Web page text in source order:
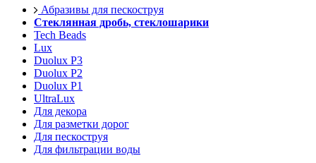
Абразивы для пескоструя
Стеклянная дробь, стеклошарики
Tech Beads
Lux
Duolux P3
Duolux P2
Duolux P1
UltraLux
Для декора
Для разметки дорог
Для пескоструя
Для фильтрации воды